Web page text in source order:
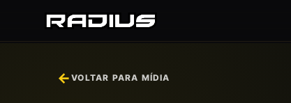
←VOLTAR PARA MÍDIA